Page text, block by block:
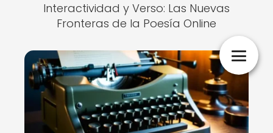
Interactividad y Verso: Las Nuevas
Fronteras de la Poesía Online